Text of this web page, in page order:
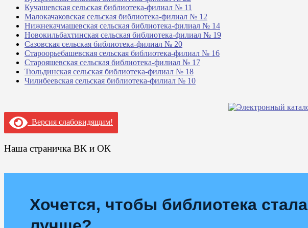
Кучашевская сельская библиотека-филиал № 11
Малокачаковская сельская библиотека-филиал № 12
Нижнекачмашевская сельская библиотека-филиал № 14
Новокильбахтинская сельская библиотека-филиал № 19
Сазовская сельская библиотека-филиал № 20
Староорьебашевская сельская библиотека-филиал № 16
Старояшевская сельская библиотека-филиал № 17
Тюльдинская сельская библиотека-филиал № 18
Чилибеевская сельская библиотека-филиал № 10
Версия слабовидящим!
Наша страничка ВК и ОК
Хочется, чтобы библиотека стала